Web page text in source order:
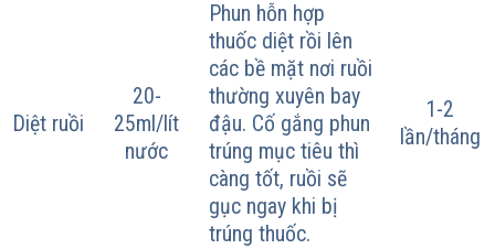
Diệt ruồi
20-
25ml/lít
nước
Phun hỗn hợp
thuốc diệt rồi lên
các bề mặt nơi ruồi
thường xuyên bay
đậu. Cố gắng phun
trúng mục tiêu thì
càng tốt, ruồi sẽ
gục ngay khi bị
trúng thuốc.
1-2
lần/tháng